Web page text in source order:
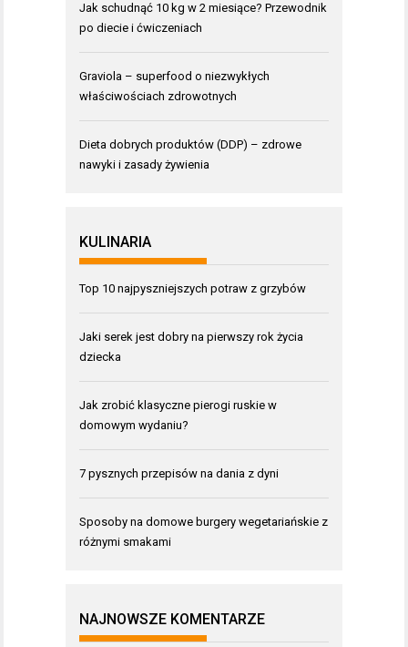
Jak schudnąć 10 kg w 2 miesiące? Przewodnik
po diecie i ćwiczeniach
Graviola – superfood o niezwykłych
właściwościach zdrowotnych
Dieta dobrych produktów (DDP) – zdrowe
nawyki i zasady żywienia
KULINARIA
Top 10 najpyszniejszych potraw z grzybów
Jaki serek jest dobry na pierwszy rok życia
dziecka
Jak zrobić klasyczne pierogi ruskie w
domowym wydaniu?
7 pysznych przepisów na dania z dyni
Sposoby na domowe burgery wegetariańskie z
różnymi smakami
NAJNOWSZE KOMENTARZE